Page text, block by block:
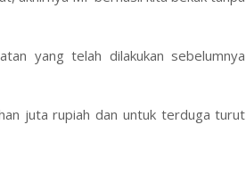
yang telah dilakukan sebelumnya
juta rupiah dan untuk terduga turut